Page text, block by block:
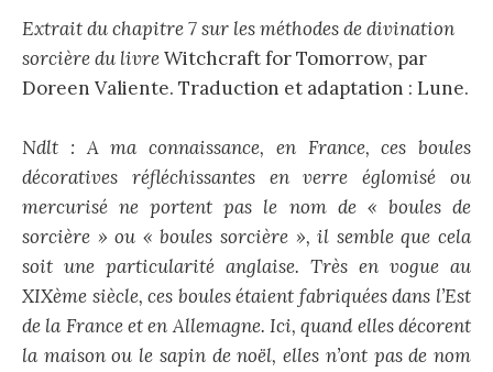
Extrait du chapitre 7 sur les méthodes de divination
sorcière du livreWitchcraft for Tomorrow, par
Doreen Valiente. Traduction et adaptation : Lune.
Ndlt : A ma connaissance, en France, ces boules
décoratives réfléchissantes en verre églomisé ou
mercurisé ne portent pas le nom de « boules de
sorcière » ou « boules sorcière », il semble que cela
soit une particularité anglaise. Très en vogue au
XIXème siècle, ces boules étaient fabriquées dans l’Est
de la France et en Allemagne. Ici, quand elles décorent
la maison ou le sapin de noël, elles n’ont pas de nom